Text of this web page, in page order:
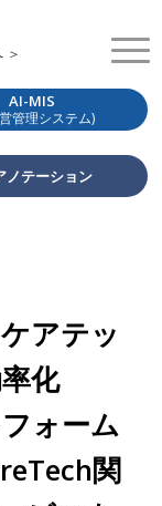
＞
AI-MIS
管理システム)
ノテーション
アテッ
化
ォーム
関